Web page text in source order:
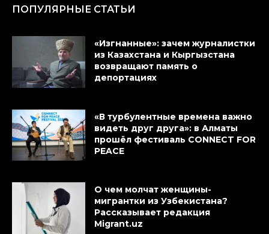
ПОПУЛЯРНЫЕ СТАТЬИ
«Изгнанные»: зачем журналистки
из Казахстана и Кыргызстана
возвращают память о
депортациях
«В турбулентные времена важно
видеть друг друга»: в Алматы
прошёл фестиваль CONNECT FOR
PEACE
О чем молчат женщины-
мигрантки из Узбекистана?
Рассказывает редакция
Migrant.uz